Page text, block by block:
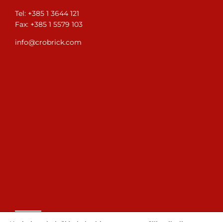
Tel: +385 1 3644 121
Fax: +385 1 5579 103
info@crobrick.com